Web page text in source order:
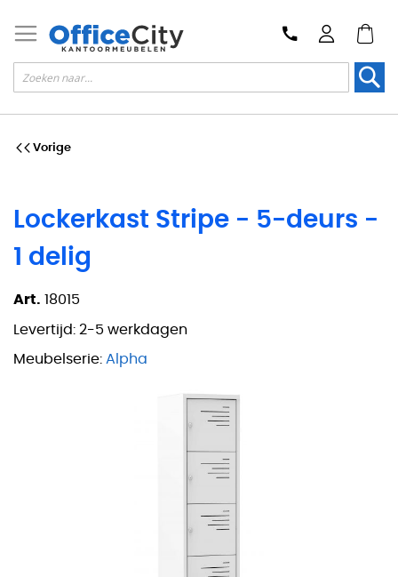
Lockerkast Stripe - 5-deurs -
1 delig
Art. 18015
Levertijd: 2-5 werkdagen
Meubelserie: Alpha
Vorige